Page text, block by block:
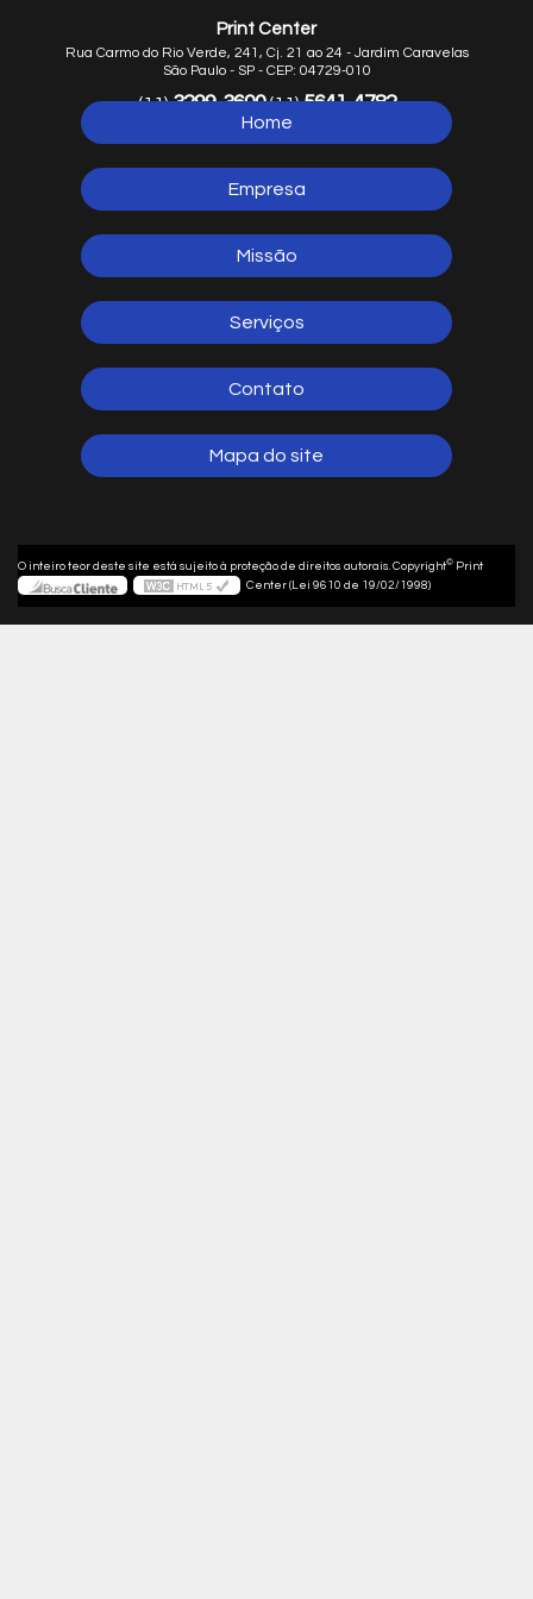
Print Center
Rua Carmo do Rio Verde, 241, Cj. 21 ao 24 - Jardim Caravelas
São Paulo - SP - CEP: 04729-010
(11)3299-3600(11)5641-4782
5641-1254
Home
Empresa
Missão
Serviços
Contato
Mapa do site
O inteiro teor deste site está sujeito à proteção de direitos autorais. Copyright© Print
Center (Lei 9610 de 19/02/1998)